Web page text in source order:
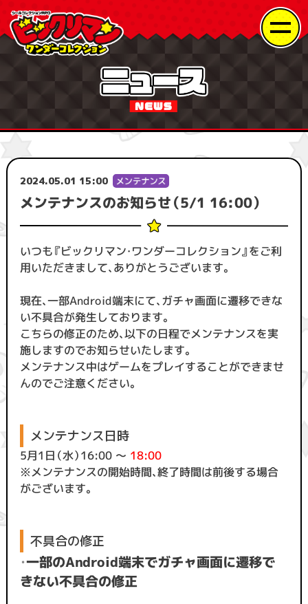
2024.05.01 15:00
メンテナンスのお知らせ（5/1 16:00）
いつも『ビックリマン・ワンダーコレクション』をご利
用いただきまして、ありがとうございます。
現在、一部Android端末にて、ガチャ画面に遷移できな
い不具合が発生しております。
こちらの修正のため、以下の日程でメンテナンスを実
施しますのでお知らせいたします。
メンテナンス中はゲームをプレイすることができませ
んのでご注意ください。
メンテナンス日時
5月1日（水）16:00 ～ 18:00
※メンテナンスの開始時間、終了時間は前後する場合
がございます。
不具合の修正
・一部のAndroid端末でガチャ画面に遷移で
きない不具合の修正